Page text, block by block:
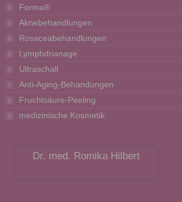
Forma®
Aknebehandlungen
Rosaceabehandlungen
Lymphdrianage
Ultraschall
Anti-Aging-Behandungen
Fruchtsäure-Peeling
medizinische Kosmetik
Dr. med. Romika Hilbert